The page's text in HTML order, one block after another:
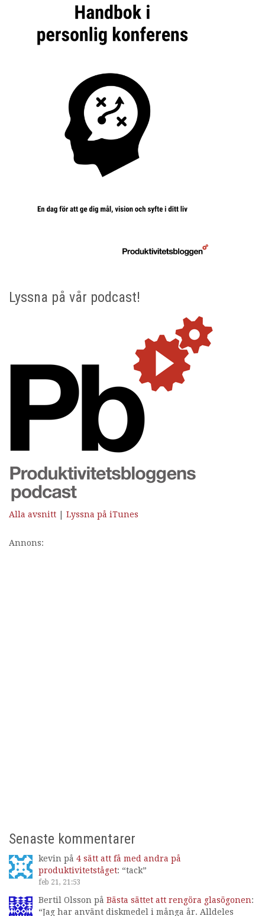
Lyssna på vår podcast!
Alla avsnitt Lyssna på iTunes
Annons:
Senaste kommentarer
kevin på 4 sätt att få med andra på
produktivitetståget: “tack”
feb 21, 21:53
Bertil Olsson på Bästa sättet att rengöra glasögonen:
“Jag har använt diskmedel i många år. Alldeles